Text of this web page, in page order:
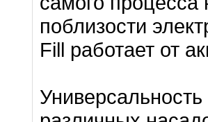
поблизости
Fill работает от